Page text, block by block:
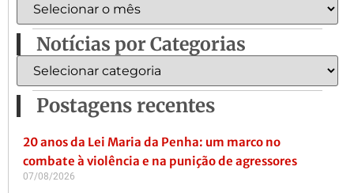
Notícias por Categorias
Postagens recentes
20 anos da Lei Maria da Penha: um marco no
combate à violência e na punição de agressores
07/08/2026